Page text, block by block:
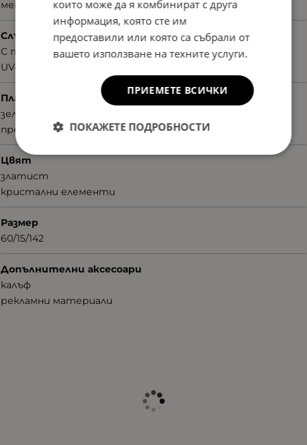
метал
Слънцезащита
С поляризация
UV400nm
Плаки
зелени
преливащи
Цвят
златист
кристални елементи
Размер
60/15/142
Допълнителни аксесоари
калъф
рекламни материали
които може да я комбинират с друга
информация, която сте им
предоставили или която са събрали от
вашето използване на техните услуги.
ПРИЕМЕТЕ ВСИЧКИ
ПОКАЖЕТЕ ПОДРОБНОСТИ